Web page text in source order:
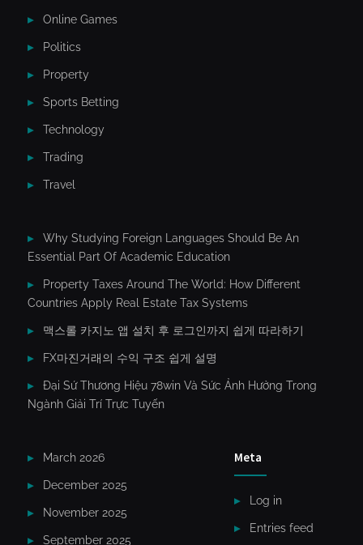
Online Games
Politics
Property
Sports Betting
Technology
Trading
Travel
Why Studying Foreign Languages Should Be An
Essential Part Of Academic Education
Property Taxes Around The World: How Different
Countries Apply Real Estate Tax Systems
맥스롤 카지노 앱 설치 후 로그인까지 쉽게 따라하기
FX마진거래의 수익 구조 쉽게 설명
Đại Sứ Thương Hiệu 78win Và Sức Ảnh Hưởng Trong
Ngành Giải Trí Trực Tuyến
March 2026
December 2025
November 2025
September 2025
Meta
Log in
Entries feed